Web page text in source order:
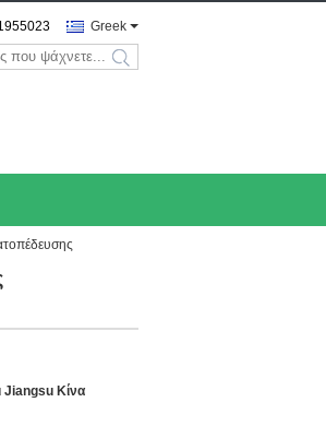
Greek
search
Jiangsu Κίνα